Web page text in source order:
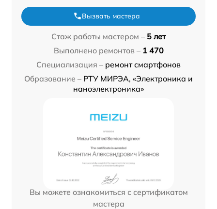
Вызвать мастера
Стаж работы мастером – 5 лет
Выполнено ремонтов – 1 470
Специализация – ремонт смартфонов
Образование – РТУ МИРЭА, «Электроника и
наноэлектроника»
Вы можете ознакомиться с сертификатом
мастера